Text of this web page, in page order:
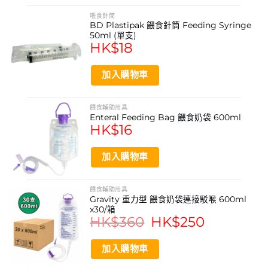
質的不斷提升與承諾。
產品功效
無菌獨立包裝，確保衛生安全
清晰毫升刻度，精準控制劑量
不附針頭，專注口服安全餵食
材質安全耐用，品質可靠
輔助餵食流質食物或營養品
準確餵食口服藥物
適用於嬰兒、長者或病患照護
可用於寵物餵藥
喂食針筒
BD Plastipak 餵食針筒 Feeding Syringe
50ml (單支)
HK$18
加入購物車
餵食輔助用具
Enteral Feeding Bag 餵食奶袋 600ml
HK$16
加入購物車
餵食輔助用具
Gravity 重力型 餵食奶袋連接駁喉 600ml
x30/箱
HK$360
Original
price
HK$360.
HK$250
加入購物車